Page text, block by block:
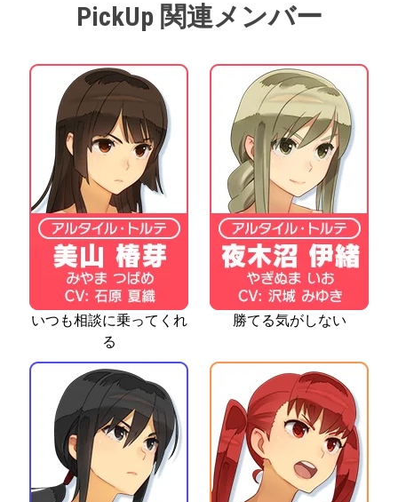
PickUp 関連メンバー
いつも相談に乗ってくれ
る
勝てる気がしない